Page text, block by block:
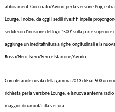
abbinamenti Cioccolato/Avorio,per la versione Pop, e il
Lounge. Inoltre, da oggi i sedili rivestiti inpelle
sedutecon l’incisione del logo “500” sulla parte
aggiunge un’ineditafinitura a righe longitudinali e la
Rosso/Nero, Nero/Nero e Marrone/Avorio.
Completanole novità della gamma 2013 di Fiat 500 un
richiesta per la versione Lounge, e lanuova antenna
maggior dinamicità alla vettura.